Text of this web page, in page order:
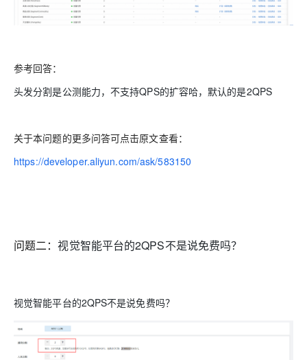
参考回答：
头发分割是公测能力，不支持QPS的扩容哈，默认的是2QPS
关于本问题的更多问答可点击原文查看：
https://developer.aliyun.com/ask/583150
问题二：视觉智能平台的2QPS不是说免费吗？
视觉智能平台的2QPS不是说免费吗？